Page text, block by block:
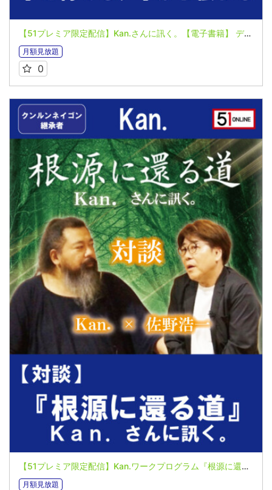
【51プレミア限定配信】Kan.さんに訊く。【電子書籍】 デジャブ、胎内記憶とは／手を育てる、手から伝わる
月額見放題
0
【51プレミア限定配信】Kan.ワークプログラム『根源に還る道』Kan.さんに訊く。対談音声（2024年8月）
月額見放題